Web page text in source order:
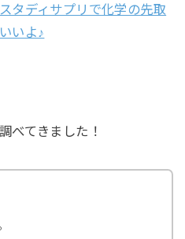
タディサプリで化学の先取
いよ♪
べてきました！